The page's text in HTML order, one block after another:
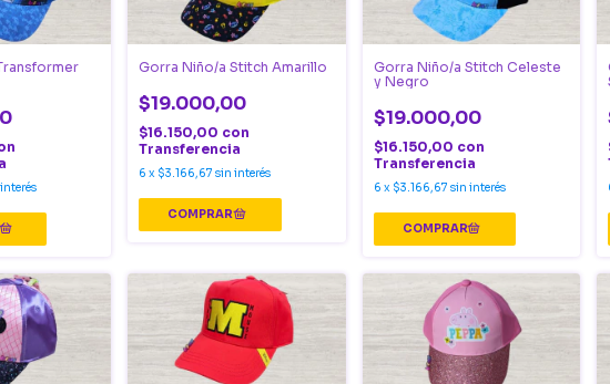
Gorra Niño/a Stitch Amarillo
$19.000,00
$16.150,00 con
Transferencia
6 x $3.166,67 sin interés
Gorra Niño/a Stitch Celeste
y Negro
$19.000,00
$16.150,00 con
Transferencia
6 x $3.166,67 sin interés